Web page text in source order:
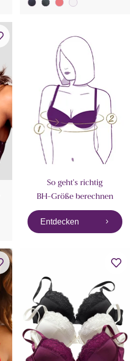
So geht's richtig
BH-Größe berechnen
Entdecken